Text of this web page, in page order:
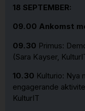
18 SEPTEMBER:
09.00 Ankomst
09.30 Primus:
(Sara Kayser,
10.30 Kulturio: Nya
engagerande
KulturIT